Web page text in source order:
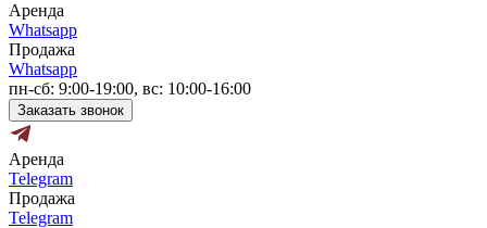
Аренда
Whatsapp
Продажа
Whatsapp
пн-сб: 9:00-19:00, вс: 10:00-16:00
Заказать звонок
Аренда
Telegram
Продажа
Telegram